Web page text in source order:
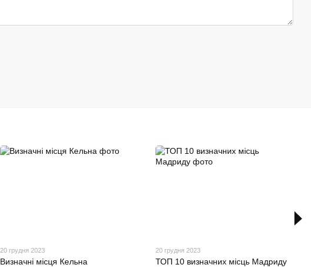
20 грудня 2023
Визначні місця Кельна
20 грудня 2023
ТОП 10 визначних місць Мадриду